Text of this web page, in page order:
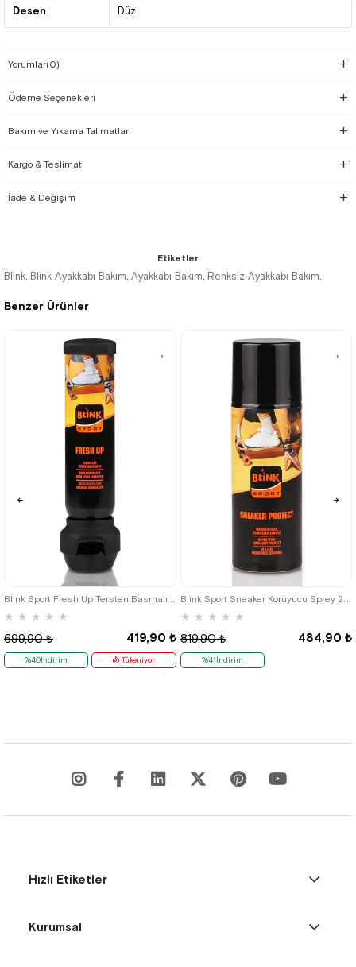
Desen Düz
Yorumlar(0)
Ödeme Seçenekleri
Bakım ve Yıkama Talimatları
Kargo & Teslimat
İade & Değişim
Benzer Ürünler
★ ★ ★ ★ ★
419,90 ₺
699,90 ₺
%40İndirim Tükeniyor
★ ★ ★ ★ ★
484,90 ₺
819,90 ₺
%41İndirim
Etiketler
Blink, Blink Ayakkabı Bakım, Ayakkabı Bakım, Renksiz Ayakkabı Bakım,
Hızlı Etiketler
Kurumsal